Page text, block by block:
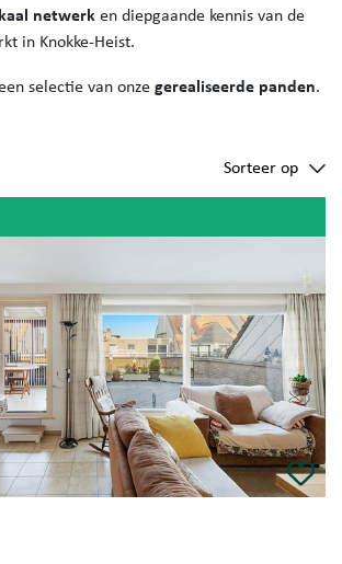
netwerken diepgaande kennis van de
in Knokke-Heist.
selectie van onzegerealiseerde panden.
Sorteer op